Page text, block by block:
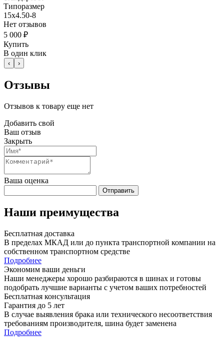
Типоразмер
15x4.50-8
Нет отзывов
5 000 ₽
Купить
В один клик
‹ ›
Отзывы
Отзывов к товару еще нет
Добавить свой
Ваш отзыв
Закрыть
Ваша оценка
Отправить
Наши преимущества
Бесплатная доставка
В пределах МКАД или до пункта транспортной компании на
собственном транспортном средстве
Подробнее
Экономим ваши деньги
Наши менеджеры хорошо разбираются в шинах и готовы
подобрать лучшие варианты с учетом ваших потребностей
Бесплатная консультация
Гарантия до 5 лет
В случае выявления брака или технического несоответствия
требованиям производителя, шина будет заменена
Подробнее